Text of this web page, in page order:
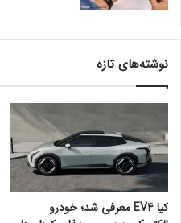
نوشته‌های تازه
کیا EV4 معرفی شد؛ خودرو